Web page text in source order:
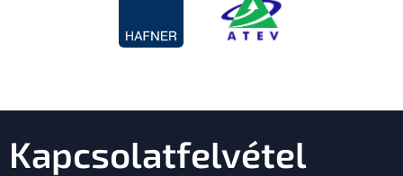
Kapcsolatfelvétel